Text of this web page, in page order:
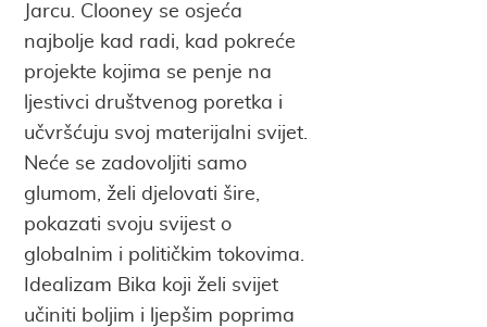
Jarcu. Clooney se osjeća
najbolje kad radi, kad pokreće
projekte kojima se penje na
ljestivci društvenog poretka i
učvršćuju svoj materijalni svijet.
Neće se zadovoljiti samo
glumom, želi djelovati šire,
pokazati svoju svijest o
globalnim i političkim tokovima.
Idealizam Bika koji želi svijet
učiniti boljim i ljepšim poprima